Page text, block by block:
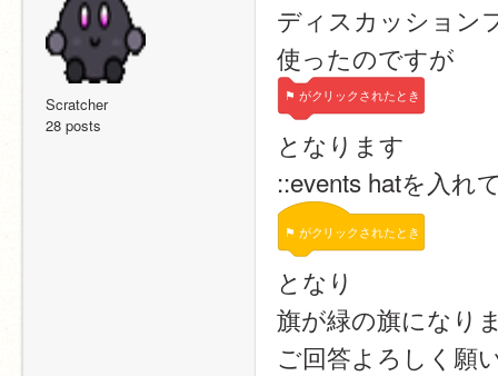
Scratcher
28 posts
ディスカッション
使ったのですが
⚑ がクリックされたとき
となります
::events hatを入れ
⚑ がクリックされたとき
となり
旗が緑の旗になり
ご回答よろしく願